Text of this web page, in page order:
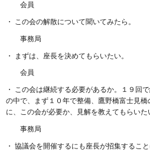
会員
・ この会の解散について聞いてみたら。
事務局
・ まずは、座長を決めてもらいたい。
会員
・ この会は継続する必要があるか。１９回
の中で、まず１０年で整備、鷹野橋富士見
に、この会が必要か、見解を教えてもらいた
事務局
・ 協議会を開催するにも座長が招集するこ